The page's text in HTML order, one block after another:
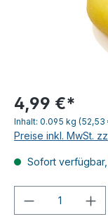
4,99 €*
Inhalt: 0.095 kg (52,53
Preise inkl. MwSt.
Sofort
Produkt